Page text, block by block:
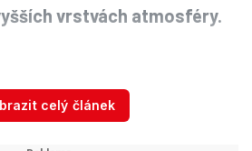
vrstvách atmosféry.
Českem kvůli lesním
celý článek